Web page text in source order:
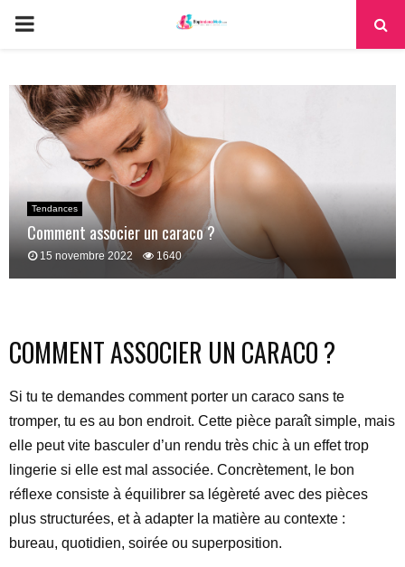
PRIMARY
Tendances
Comment associer un caraco ?
15 novembre 2022 1640
COMMENT ASSOCIER UN CARACO ?
Si tu te demandes comment porter un caraco sans te
tromper, tu es au bon endroit. Cette pièce paraît simple, mais
elle peut vite basculer d’un rendu très chic à un effet trop
lingerie si elle est mal associée. Concrètement, le bon
réflexe consiste à équilibrer sa légèreté avec des pièces
plus structurées, et à adapter la matière au contexte :
bureau, quotidien, soirée ou superposition.